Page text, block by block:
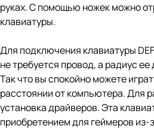
руках. С помощью ножек можно
клавиатуры.
Для подключения клавиатуры
не требуется провод, а радиус
Так что вы спокойно можете
расстоянии от компьютера. Для
установка драйверов. Эта
приобретением для геймеров из-